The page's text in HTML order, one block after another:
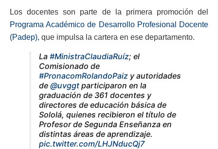
Los docentes son parte de la primera promoción del
Programa Académico de Desarrollo Profesional Docente
(Padep), que impulsa la cartera en ese departamento.
La #MinistraClaudiaRuíz; el
Comisionado de
#PronacomRolandoPaiz y autoridades
de @uvggt participaron en la
graduación de 361 docentes y
directores de educación básica de
Sololá, quienes recibieron el título de
Profesor de Segunda Enseñanza en
distintas áreas de aprendizaje.
pic.twitter.com/LHJNducQj7